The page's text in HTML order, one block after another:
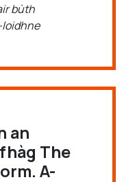
bùth
an
The
A-